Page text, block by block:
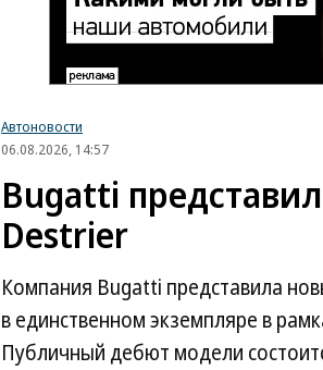
Автоновости
06.08.2026, 14:57
Bugatti
Destrier
Компания Bugatti представила
в единственном экземпляре в
Публичный дебют модели